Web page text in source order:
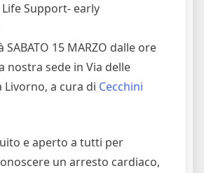
Life Support- early
SABATO 15 MARZO dalle ore
nostra sede in Via delle
Livorno, a cura di Cecchini
e aperto a tutti per
un arresto cardiaco,